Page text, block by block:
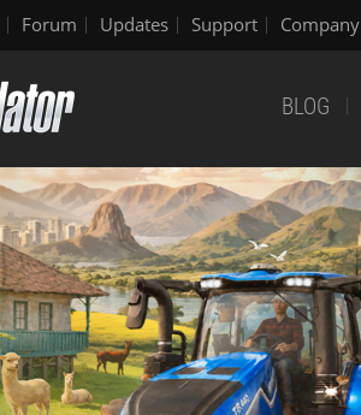
Forum Updates Support Company
BLOG